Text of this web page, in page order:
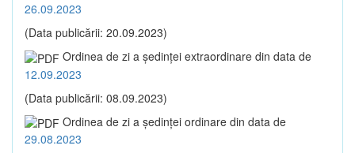
26.09.2023
(Data publicării: 20.09.2023)
Ordinea de zi a şedinţei extraordinare din data de
12.09.2023
(Data publicării: 08.09.2023)
Ordinea de zi a şedinţei ordinare din data de
29.08.2023